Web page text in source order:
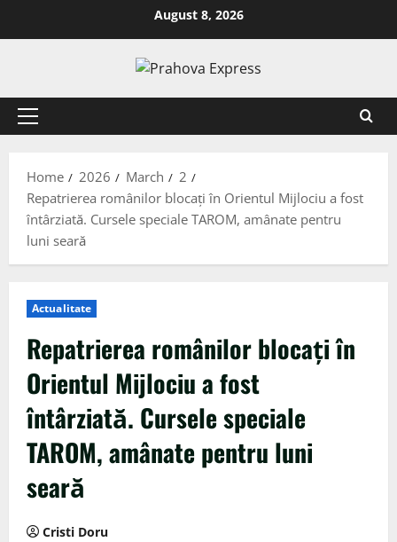
August 8, 2026
Home 2026 March
2
Repatrierea românilor blocați în Orientul Mijlociu a fost
întârziată. Cursele speciale TAROM, amânate pentru
luni seară
Actualitate
Repatrierea românilor blocați în
Orientul Mijlociu a fost
întârziată. Cursele speciale
TAROM, amânate pentru luni
seară
Cristi Doru